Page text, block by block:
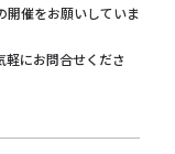
開催をお願いしていま
軽にお問合せくださ